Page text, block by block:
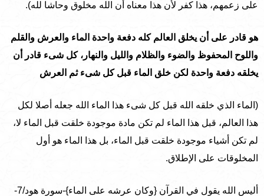
على زعمهم، هذا كفر لأن هذا معناه أن الله مخلوق وحاشا لله).
هو قادر على أن يخلق العالم كله دفعة واحدة الماء والعرش والقلم
واللوح المحفوظ والضوء والظلام والليل والنهار، كل شىء قادر أن
يخلقه دفعة واحدة لكن خلق الماء قبل كل شىء ثم العرش
(الماء الذي خلقه الله قبل كل شىء هذا الماء الله جعله أصلا لكل
هذا العالم، قبل هذا الماء لم تكن مادة موجودة خلقت قبل الماء لا،
لم تكن أشياء موجودة خلقت قبل الماء، بل هذا الماء هو أول
المخلوقات على الإطلاق.
أليس الله يقول في القرآن {وكان عرشه على الماء}-سورة هود/7-